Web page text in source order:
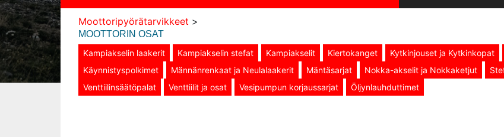
Moottoripyörätarvikkeet >
MOOTTORIN OSAT
Kampiakselin laakerit
Kampiakselin stefat Kampiakselit Kiertokanget Kytkinjouset ja Kytkinkopat
Käynnistyspolkimet
Männänrenkaat ja Neulalaakerit Mäntäsarjat Nokka-akselit ja Nokkaketjut
Venttiilinsäätöpalat
Venttiilit ja osat Vesipumpun korjaussarjat Öljynlauhduttimet